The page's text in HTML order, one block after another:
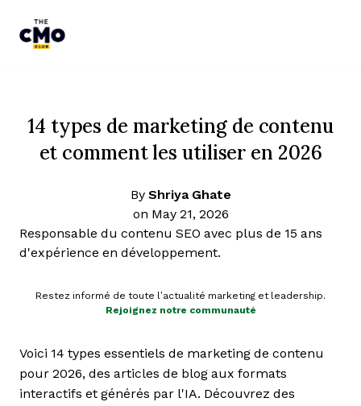
14 types de marketing de contenu
et comment les utiliser en 2026
By Shriya Ghate
on May 21, 2026
Responsable du contenu SEO avec plus de 15 ans
d'expérience en développement.
Restez informé de toute l’actualité marketing et leadership.
Rejoignez notre communauté
Voici 14 types essentiels de marketing de contenu
pour 2026, des articles de blog aux formats
interactifs et générés par l'IA. Découvrez des